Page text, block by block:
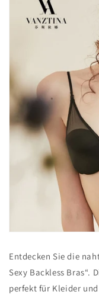
Entdecken Sie die
Sexy Backless Bras“.
perfekt für Kleider